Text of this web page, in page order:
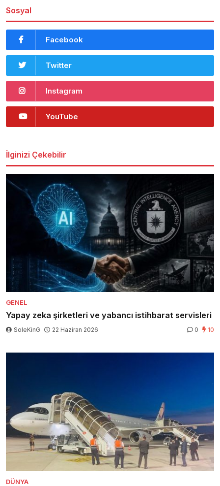
Sosyal
Facebook
Twitter
Instagram
YouTube
İlginizi Çekebilir
GENEL
Yapay zeka şirketleri ve yabancı istihbarat servisleri
SoleKinG 22 Haziran 2026 0 10
DÜNYA